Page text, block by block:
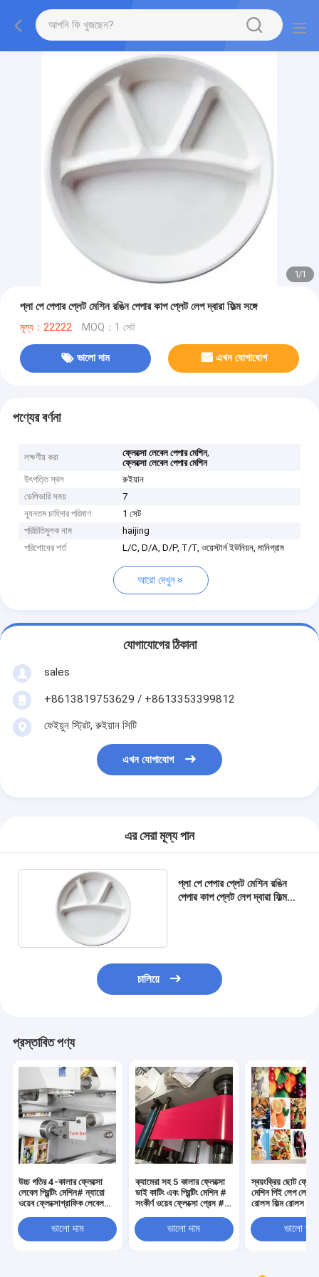
1/1
প্লা পে পেপার প্লেট মেশিন রঙিন পেপার কাপ প্লেট লেপ দ্বারা ফিল্ম সঙ্গে
মূল্য：22222 MOQ：1 সেট
ভালো দাম এখন যোগাযোগ
পণ্যের বর্ণনা
লক্ষণীয় করা ফ্লেক্সো লেবেল পেপার মেশিন,
ফ্লেক্সো লেবেল পেপার মেশিন
উৎপত্তি স্থল
রুইয়ান
ডেলিভারি সময়
7
ন্যূনতম চাহিদার পরিমাণ
1 সেট
পরিচিতিমুলক নাম
haijing
পরিশোধের শর্ত
L/C, D/A, D/P, T/T, ওয়েস্টার্ন ইউনিয়ন, মানিগ্রাম
আরো দেখুন
যোগাযোগের ঠিকানা
sales
+8613819753629 / +8613353399812
ফেইয়ুন স্ট্রিট, রুইয়ান সিটি
এখন যোগাযোগ
এর সেরা মূল্য পান
প্লা পে পেপার প্লেট মেশিন রঙিন
পেপার কাপ প্লেট লেপ দ্বারা ফিল্ম
চালিয়ে
প্রস্তাবিত পণ্য
উচ্চ গতির 4-কালার ফ্লেক্সো
লেবেল প্রিন্টিং মেশিন# ন্যারো
ওয়েব ফ্লেক্সোগ্রাফিক লেবেল
ভালো দাম
ক্যামেরা সহ 5 কালার ফ্লেক্সো
ডাই কাটিং এবং প্রিন্টিং মেশিন #
সংকীর্ণ ওয়েব ফ্লেক্সো প্রেস #
ভালো দাম
স্বয়ংক্রিয় ছোট ফ্লেক্সো
মেশিন পিই লেপ লেবেল
রোলস ফিল্ম রোলস #4
সহ। ওয়েবভালো দাম